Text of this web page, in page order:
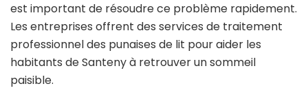
est important de résoudre ce problème rapidement.
Les entreprises offrent des services de traitement
professionnel des punaises de lit pour aider les
habitants de Santeny à retrouver un sommeil
paisible.